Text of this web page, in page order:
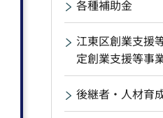
各種補助金
江東区創業支援
定創業支援等事
後継者・人材育